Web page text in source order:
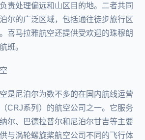
责处理偏远和山区目的地。二者共同
尔的广泛区域，包括通往徒步旅行区
喜马拉雅航空还提供受欢迎的珠穆朗
班。
是尼泊尔为数不多的在国内航线运营
（CRJ系列）的航空公司之一。它服务
尔、巴德拉普尔和尼泊尔甘吉等主要
与涡轮螺旋桨航空公司不同的飞行体